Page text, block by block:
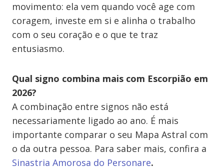
movimento: ela vem quando você age com
coragem, investe em si e alinha o trabalho
com o seu coração e o que te traz
entusiasmo.
Qual signo combina mais com Escorpião em
2026?
A combinação entre signos não está
necessariamente ligado ao ano. É mais
importante comparar o seu Mapa Astral com
o da outra pessoa. Para saber mais, confira a
Sinastria Amorosa do Personare.